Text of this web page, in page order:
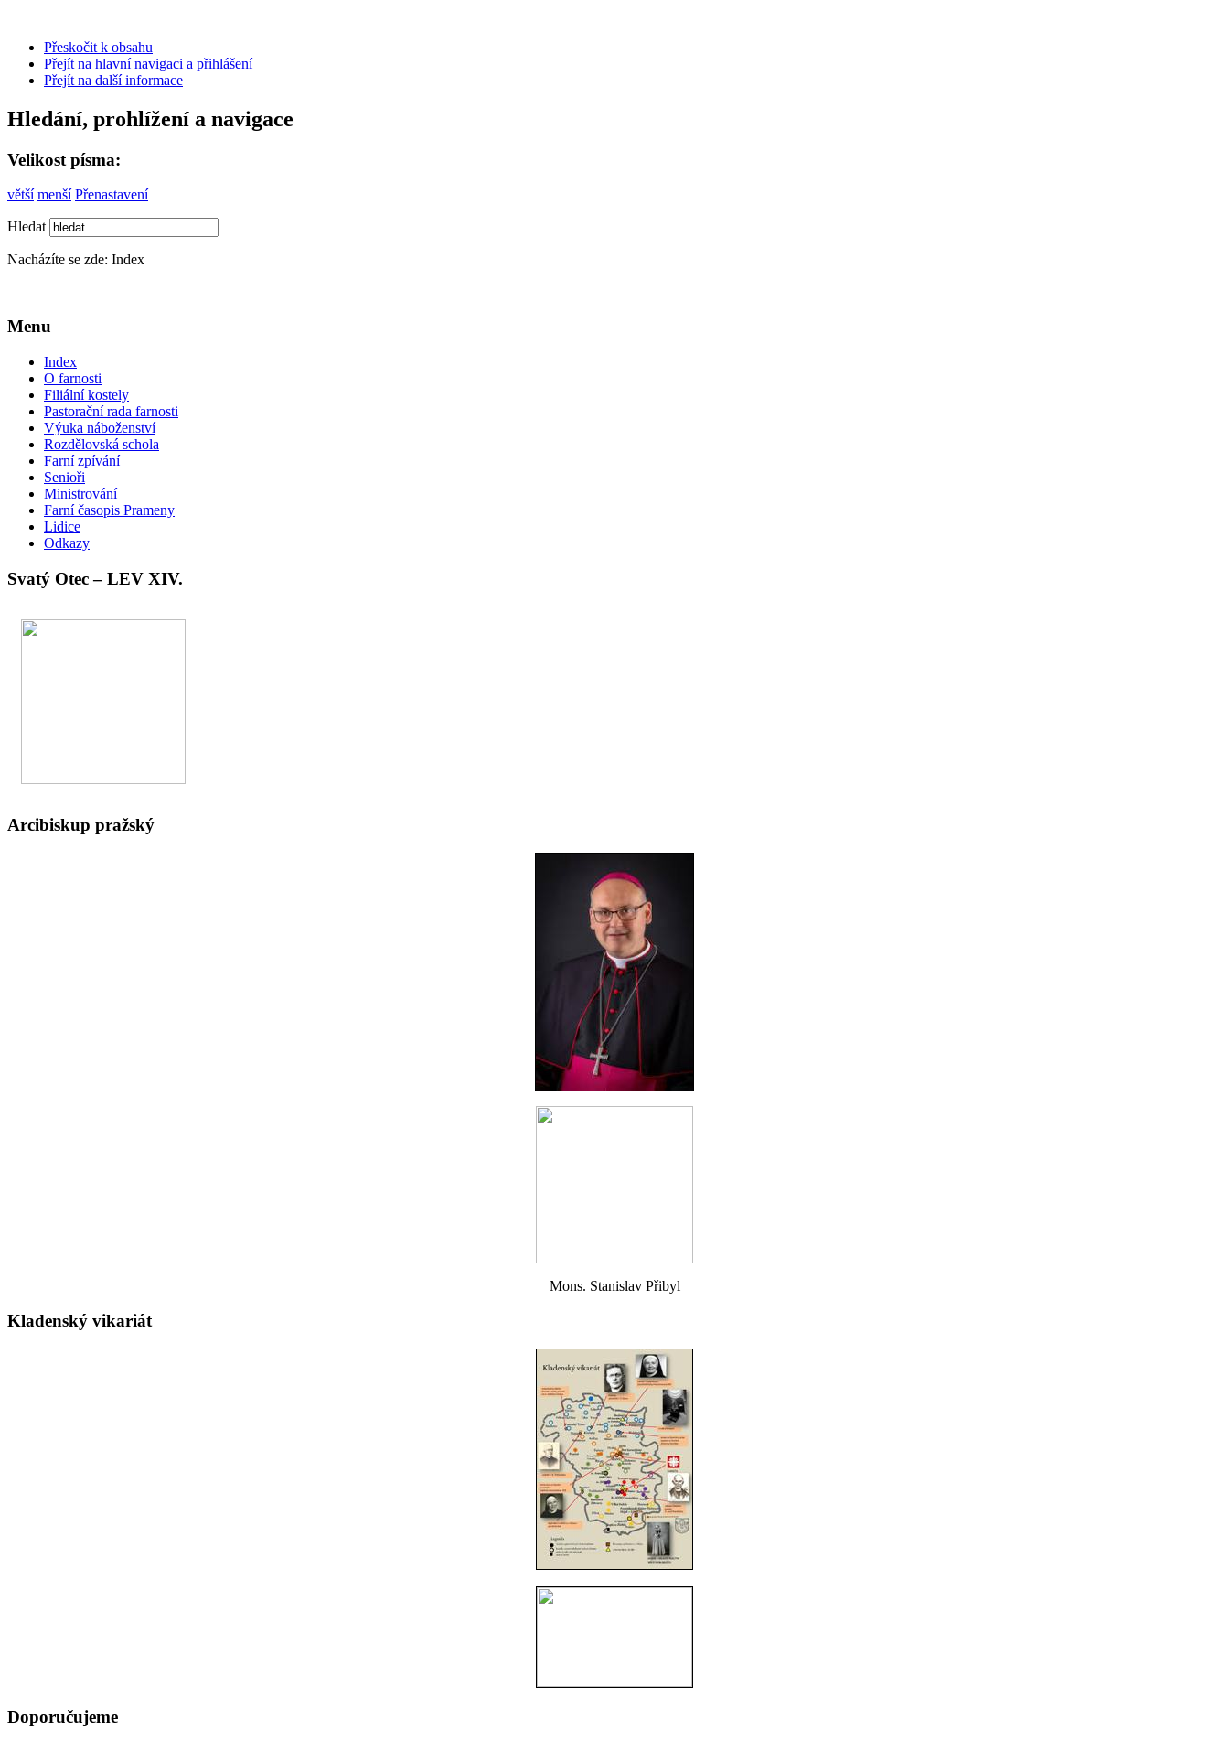
Přeskočit k obsahu
Přejít na hlavní navigaci a přihlášení
Přejít na další informace
Hledání, prohlížení a navigace
Velikost písma:
větší menší Přenastavení
Hledat
Nacházíte se zde: Index
Menu
Index
O farnosti
Filiální kostely
Pastorační rada farnosti
Výuka náboženství
Rozdělovská schola
Farní zpívání
Senioři
Ministrování
Farní časopis Prameny
Lidice
Odkazy
Svatý Otec – LEV XIV.
Arcibiskup pražský
Mons. Stanislav Přibyl
Kladenský vikariát
Doporučujeme